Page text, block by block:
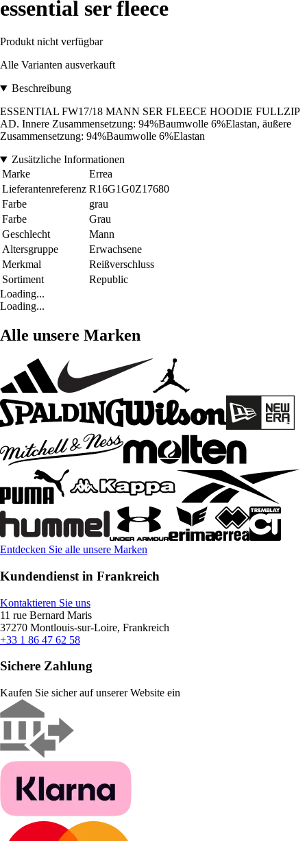
essential ser fleece
Produkt nicht verfügbar
Alle Varianten ausverkauft
Beschreibung
ESSENTIAL FW17/18 MANN SER FLEECE HOODIE FULLZIP
AD. Innere Zusammensetzung: 94%Baumwolle 6%Elastan, äußere
Zusammensetzung: 94%Baumwolle 6%Elastan
Zusätzliche Informationen
Marke
Errea
Lieferantenreferenz R16G1G0Z17680
Farbe
grau
Farbe
Grau
Geschlecht
Mann
Altersgruppe
Erwachsene
Merkmal
Reißverschluss
Sortiment
Republic
Loading...
Loading...
Alle unsere Marken
Entdecken Sie alle unsere Marken
Kundendienst in Frankreich
Kontaktieren Sie uns
11 rue Bernard Maris
37270 Montlouis-sur-Loire, Frankreich
+33 1 86 47 62 58
Sichere Zahlung
Kaufen Sie sicher auf unserer Website ein